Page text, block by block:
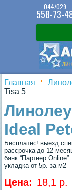
044/029
558-73-48
Главная
Tisa 5
Ideal
Бесплатно! выезд
рассрочка до 12
банк “Партнер Online”
укладка от 5р. за м2
Цена: 18,1 p.